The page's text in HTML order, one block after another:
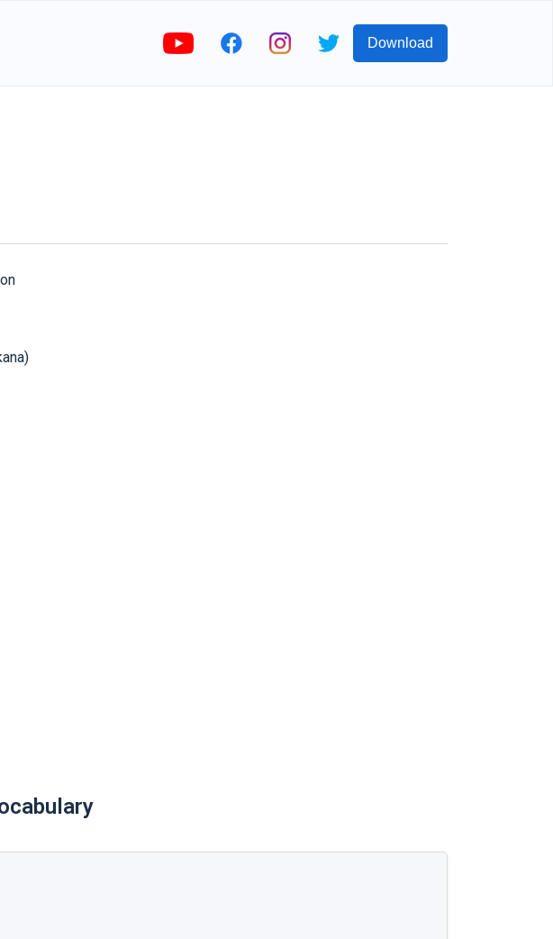
Download